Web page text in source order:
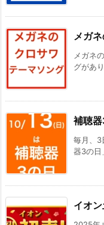
メガ
メガネ
グがあ
補聴器
毎月、3
器3の日
イオ